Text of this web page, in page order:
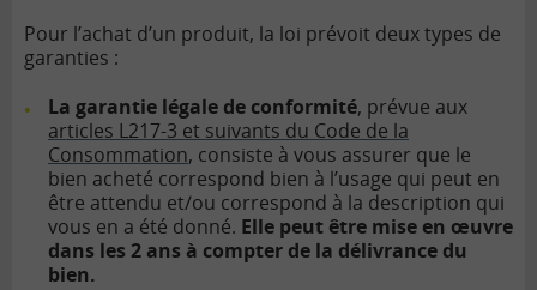
Pour l’achat d’un produit, la loi prévoit deux types de
garanties :
La garantie légale de conformité, prévue aux
articles L217-3 et suivants du Code de la
Consommation, consiste à vous assurer que le
bien acheté correspond bien à l’usage qui peut en
être attendu et/ou correspond à la description qui
vous en a été donné. Elle peut être mise en œuvre
dans les 2 ans à compter de la délivrance du
bien.